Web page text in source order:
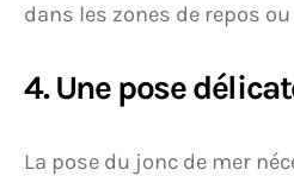
dans les zones de repos
4. Une pose
La pose du jonc de mer